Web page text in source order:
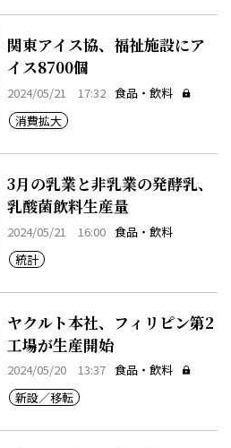
関東アイス協、福祉施設にア
イス8700個
2024/05/21 17:32 食品・飲料
消費拡大
3月の乳業と非乳業の発酵乳、
乳酸菌飲料生産量
2024/05/21 16:00 食品・飲料
統計
ヤクルト本社、フィリピン第2
工場が生産開始
2024/05/20 13:37 食品・飲料
新設／移転